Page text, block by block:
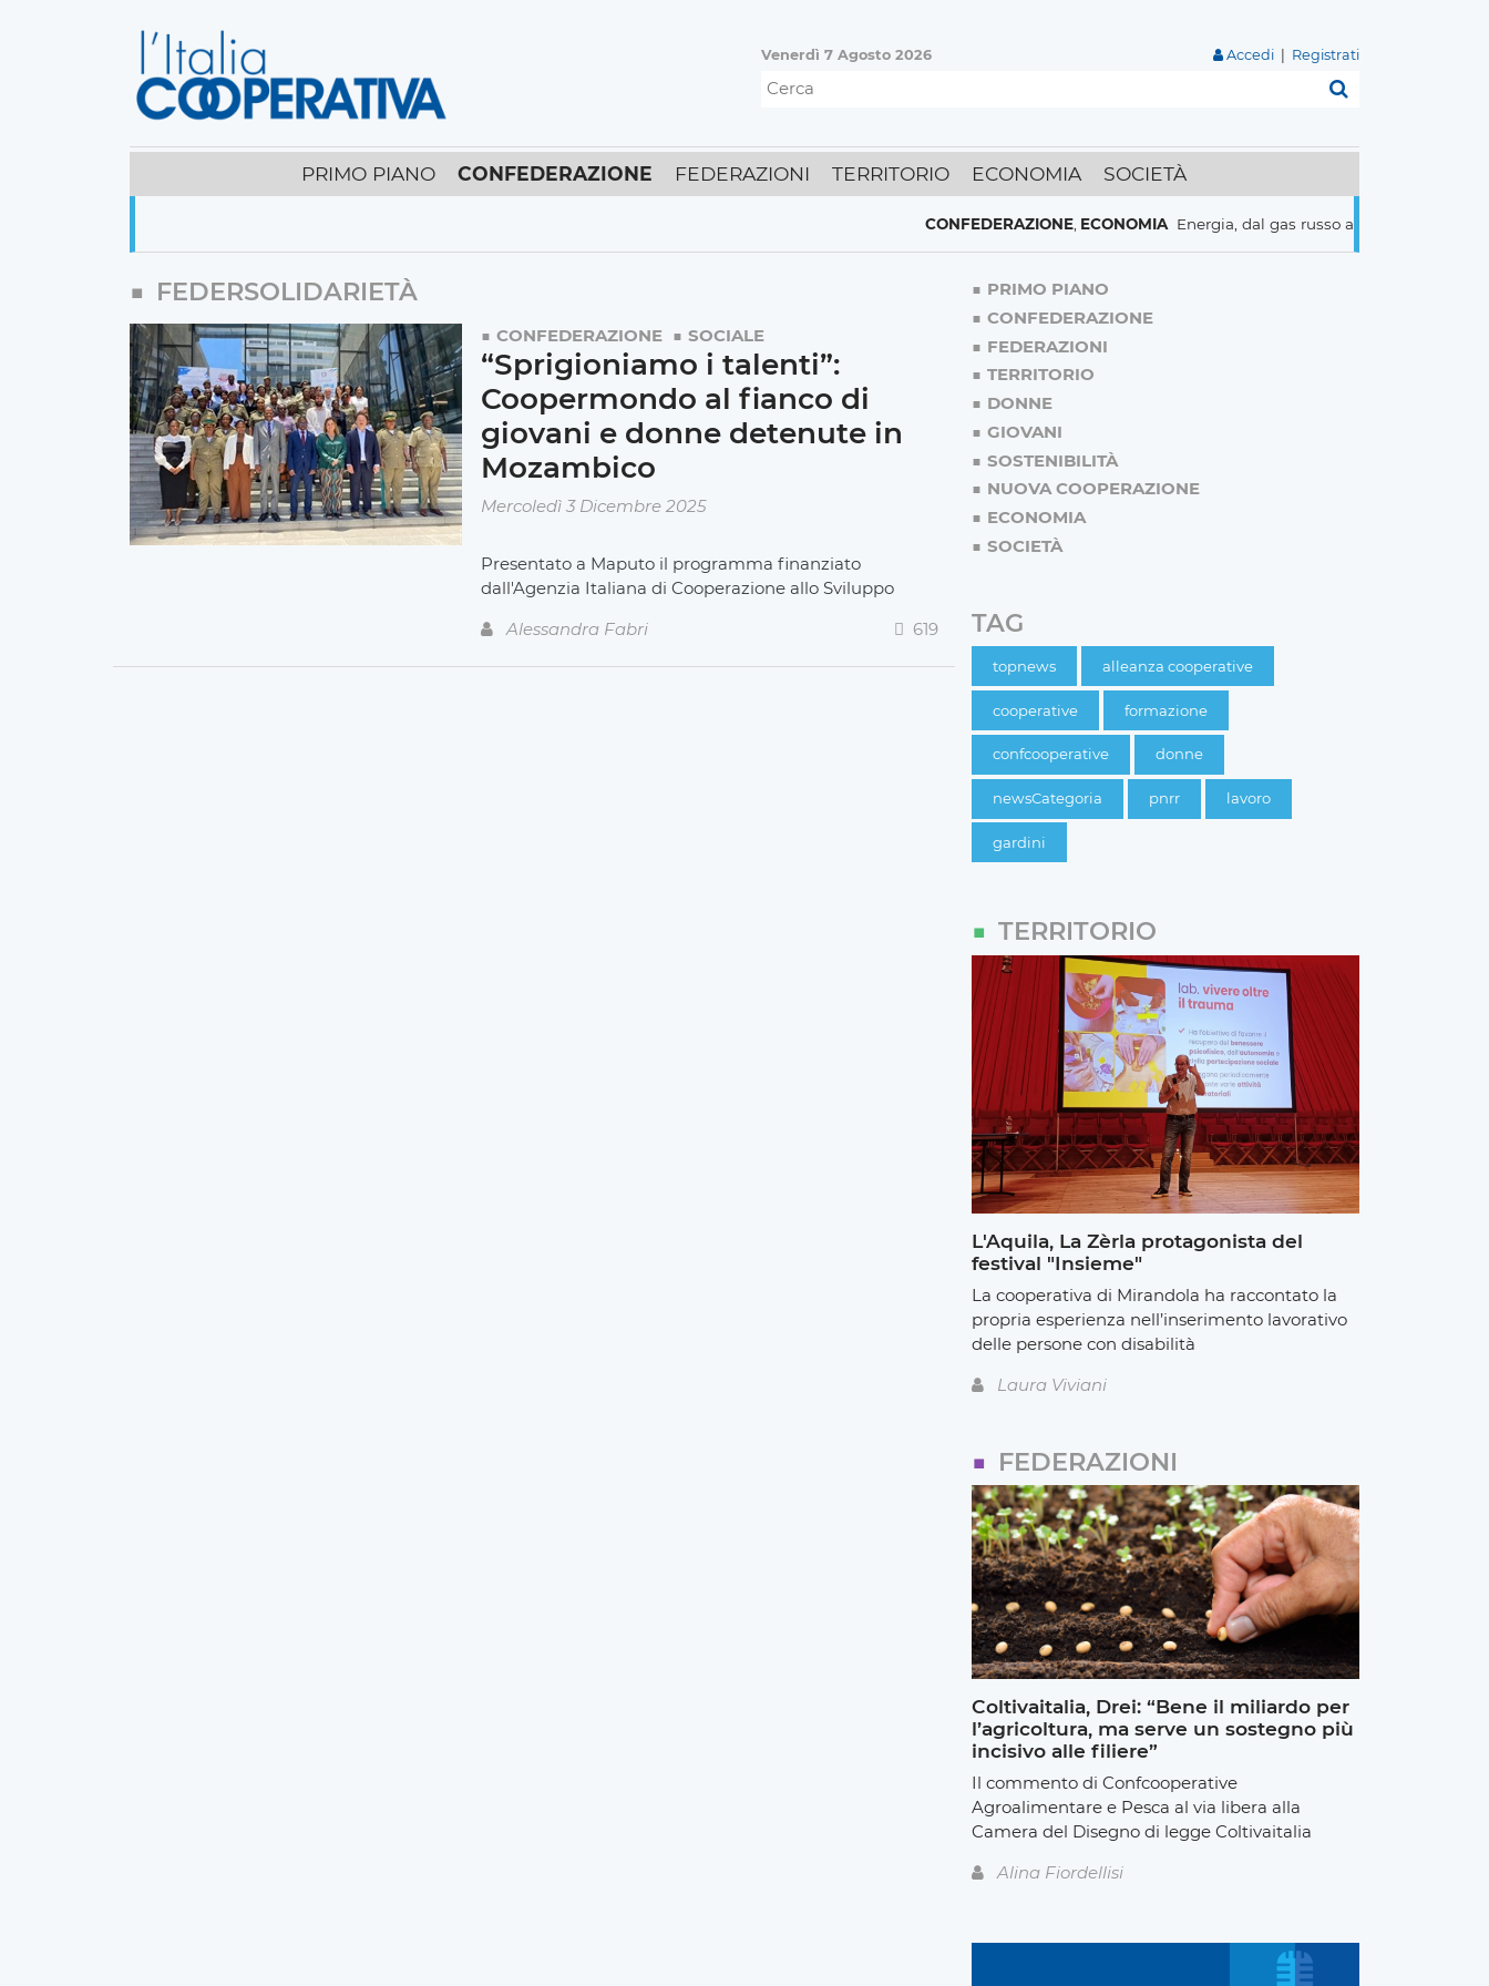
Venerdì 7 Agosto 2026 Accedi Registrati
PRIMO PIANO CONFEDERAZIONE FEDERAZIONI TERRITORIO ECONOMIA SOCIETÀ
CONFEDERAZIONE,ECONOMIA Energia, dal gas russo al nucleare italiani
FEDERSOLIDARIETÀ
CONFEDERAZIONE SOCIALE
“Sprigioniamo i talenti”:
Coopermondo al fianco di
giovani e donne detenute in
Mozambico
Mercoledì 3 Dicembre 2025
Presentato a Maputo il programma finanziato
dall'Agenzia Italiana di Cooperazione allo Sviluppo
Alessandra Fabri
619
PRIMO PIANO
CONFEDERAZIONE
FEDERAZIONI
TERRITORIO
DONNE
GIOVANI
SOSTENIBILITÀ
NUOVA COOPERAZIONE
ECONOMIA
SOCIETÀ
TAG
topnews alleanza cooperative
cooperative formazione
confcooperative donne
newsCategoria pnrr lavoro
gardini
TERRITORIO
L'Aquila, La Zèrla protagonista del
festival "Insieme"
La cooperativa di Mirandola ha raccontato la
propria esperienza nell’inserimento lavorativo
delle persone con disabilità
Laura Viviani
FEDERAZIONI
Coltivaitalia, Drei: “Bene il miliardo per
l’agricoltura, ma serve un sostegno più
incisivo alle filiere”
Il commento di Confcooperative
Agroalimentare e Pesca al via libera alla
Camera del Disegno di legge Coltivaitalia
Alina Fiordellisi